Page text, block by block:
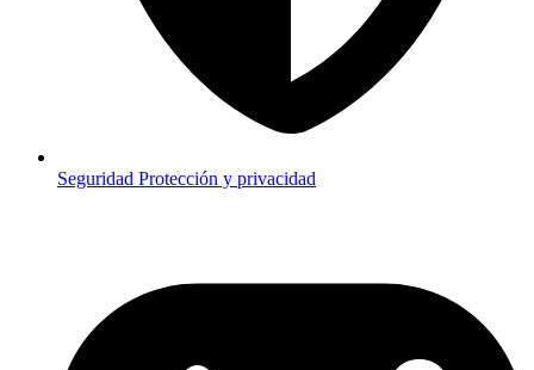
Seguridad Protección y privacidad